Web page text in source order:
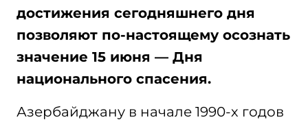
достижения сегодняшнего дня
позволяют по-настоящему осознать
значение 15 июня — Дня
национального спасения.
Азербайджану в начале 1990-х годов